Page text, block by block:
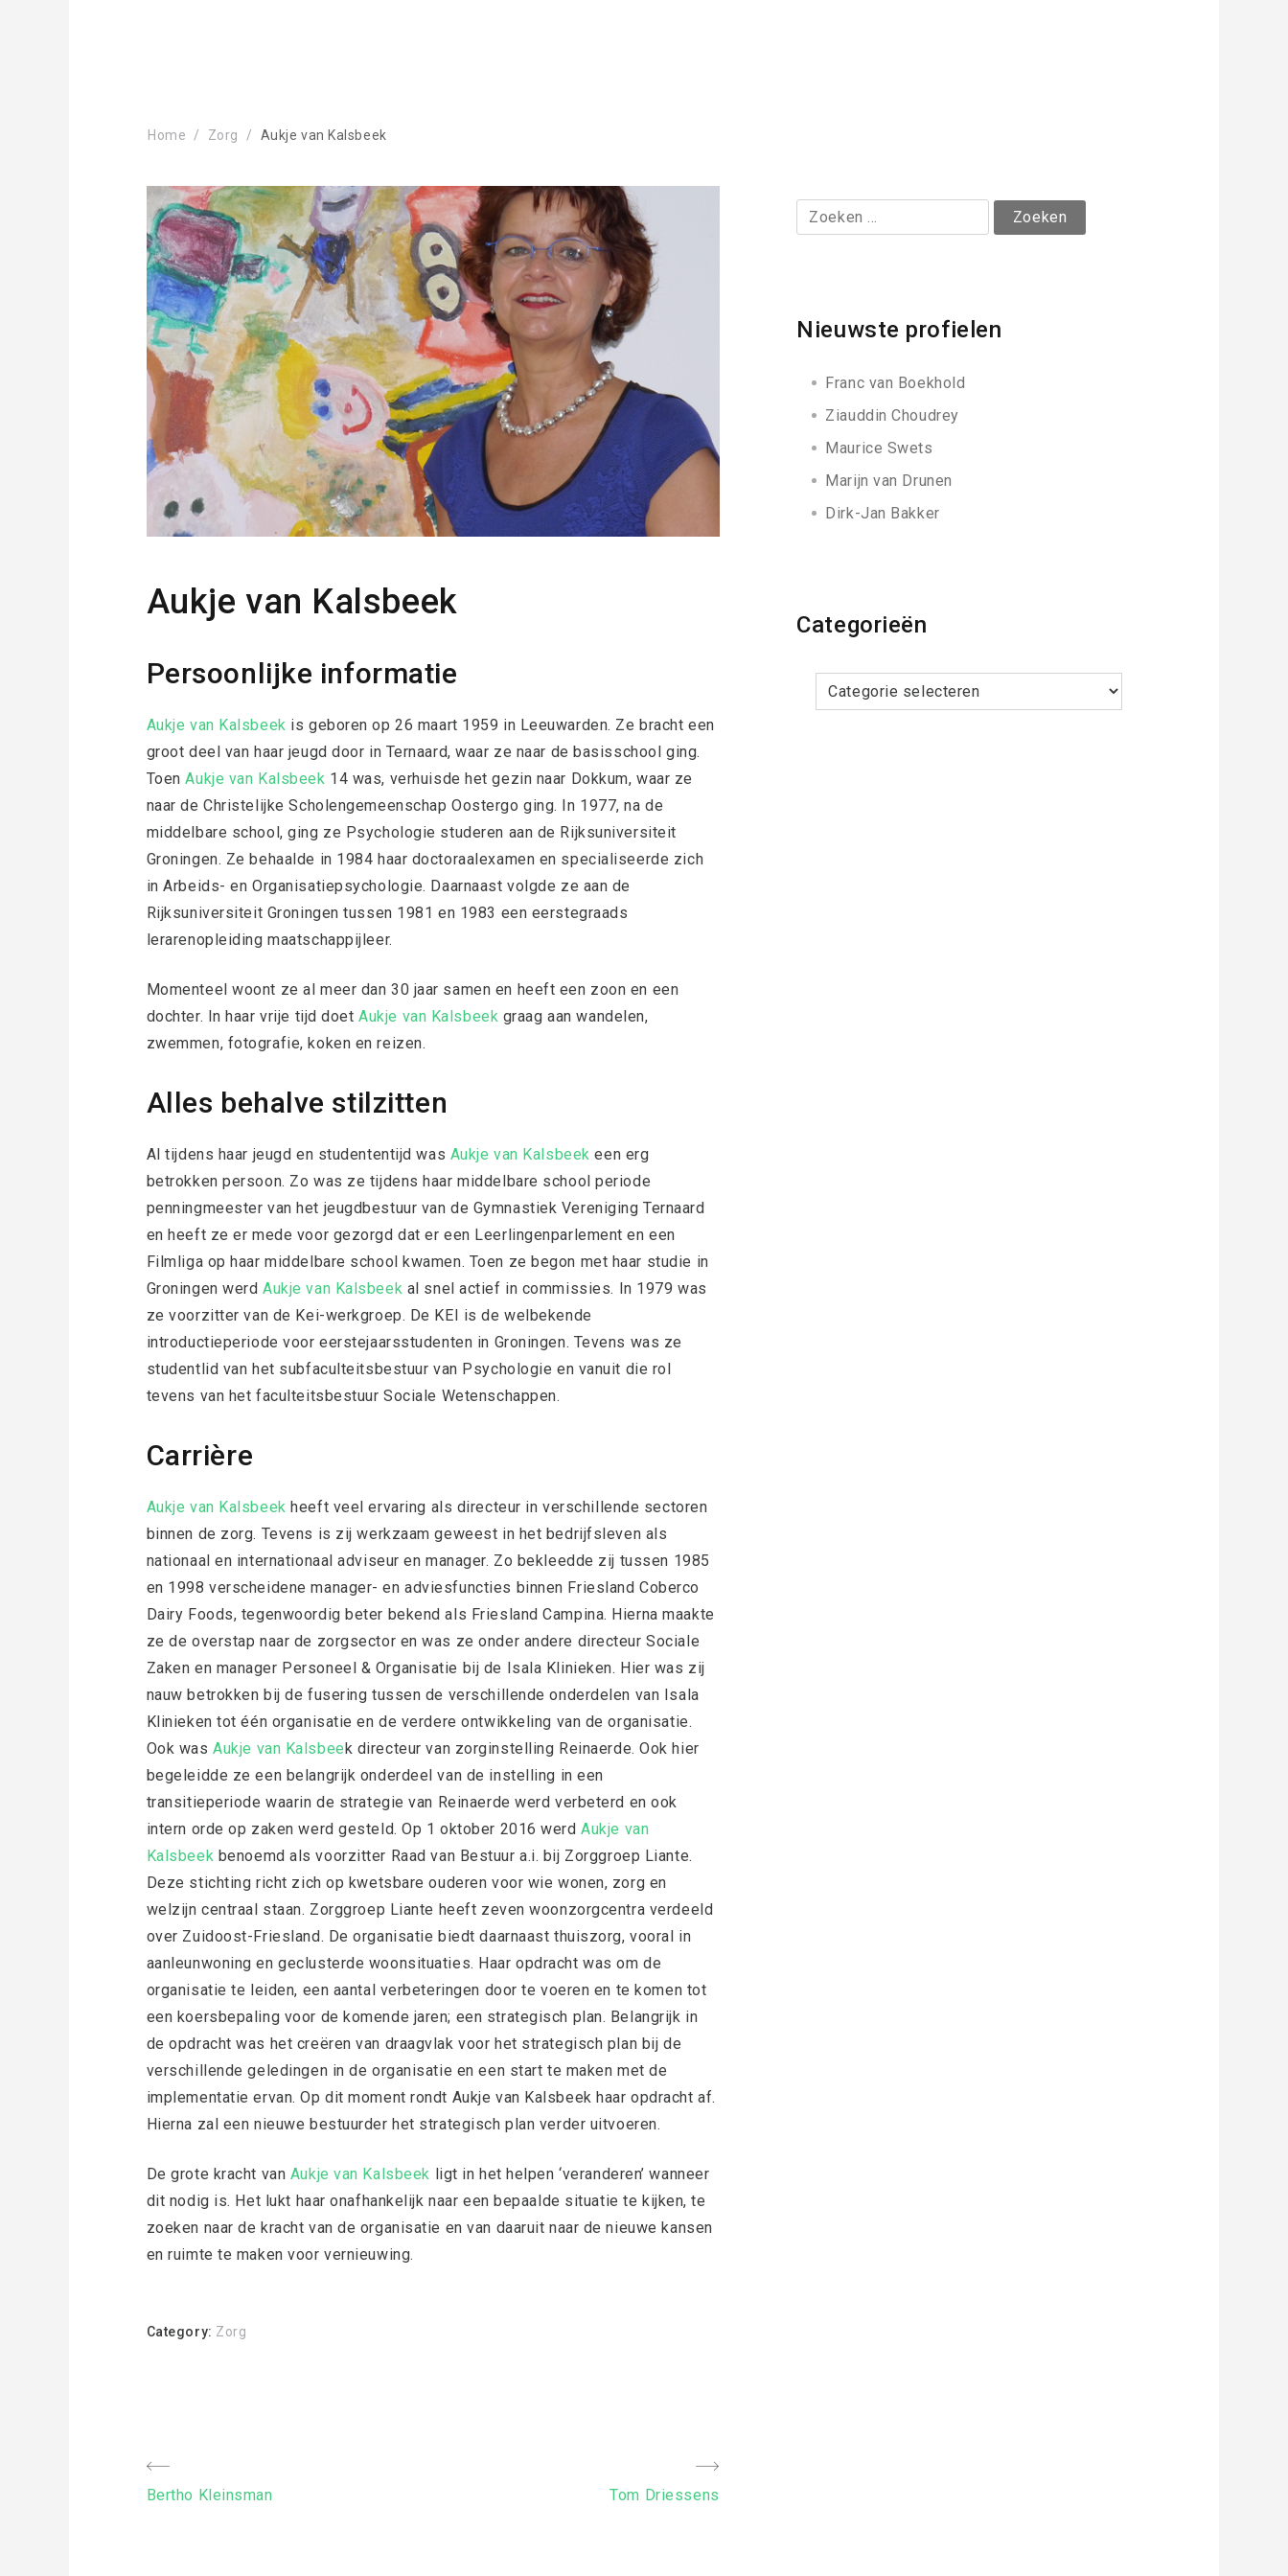
Home Zorg Aukje van Kalsbeek
Aukje van Kalsbeek
Persoonlijke informatie
Aukje van Kalsbeek is geboren op 26 maart 1959 in Leeuwarden. Ze bracht een
groot deel van haar jeugd door in Ternaard, waar ze naar de basisschool ging.
ToenAukje van Kalsbeek 14 was, verhuisde het gezin naar Dokkum, waar ze
naar de Christelijke Scholengemeenschap Oostergo ging. In 1977, na de
middelbare school, ging ze Psychologie studeren aan de Rijksuniversiteit
Groningen. Ze behaalde in 1984 haar doctoraalexamen en specialiseerde zich
in Arbeids- en Organisatiepsychologie. Daarnaast volgde ze aan de
Rijksuniversiteit Groningen tussen 1981 en 1983 een eerstegraads
lerarenopleiding maatschappijleer.
Momenteel woont ze al meer dan 30 jaar samen en heeft een zoon en een
dochter. In haar vrije tijd doetAukje van Kalsbeek graag aan wandelen,
zwemmen, fotografie, koken en reizen.
Alles behalve stilzitten
Al tijdens haar jeugd en studententijd was Aukje van Kalsbeek een erg
betrokken persoon. Zo was ze tijdens haar middelbare school periode
penningmeester van het jeugdbestuur van de Gymnastiek Vereniging Ternaard
en heeft ze er mede voor gezorgd dat er een Leerlingenparlement en een
Filmliga op haar middelbare school kwamen. Toen ze begon met haar studie in
Groningen werdAukje van Kalsbeek al snel actief in commissies. In 1979 was
ze voorzitter van de Kei-werkgroep. De KEI is de welbekende
introductieperiode voor eerstejaarsstudenten in Groningen. Tevens was ze
studentlid van het subfaculteitsbestuur van Psychologie en vanuit die rol
tevens van het faculteitsbestuur Sociale Wetenschappen.
Carrière
Aukje van Kalsbeek heeft veel ervaring als directeur in verschillende sectoren
binnen de zorg. Tevens is zij werkzaam geweest in het bedrijfsleven als
nationaal en internationaal adviseur en manager. Zo bekleedde zij tussen 1985
en 1998 verscheidene manager- en adviesfuncties binnen Friesland Coberco
Dairy Foods, tegenwoordig beter bekend als Friesland Campina. Hierna maakte
ze de overstap naar de zorgsector en was ze onder andere directeur Sociale
Zaken en manager Personeel & Organisatie bij de Isala Klinieken. Hier was zij
nauw betrokken bij de fusering tussen de verschillende onderdelen van Isala
Klinieken tot één organisatie en de verdere ontwikkeling van de organisatie.
Ook wasAukje van Kalsbeek directeur van zorginstelling Reinaerde. Ook hier
begeleidde ze een belangrijk onderdeel van de instelling in een
transitieperiode waarin de strategie van Reinaerde werd verbeterd en ook
intern orde op zaken werd gesteld. Op 1 oktober 2016 werdAukje van
Kalsbeek benoemd als voorzitter Raad van Bestuur a.i. bij Zorggroep Liante.
Deze stichting richt zich op kwetsbare ouderen voor wie wonen, zorg en
welzijn centraal staan. Zorggroep Liante heeft zeven woonzorgcentra verdeeld
over Zuidoost-Friesland. De organisatie biedt daarnaast thuiszorg, vooral in
aanleunwoning en geclusterde woonsituaties. Haar opdracht was om de
organisatie te leiden, een aantal verbeteringen door te voeren en te komen tot
een koersbepaling voor de komende jaren; een strategisch plan. Belangrijk in
de opdracht was het creëren van draagvlak voor het strategisch plan bij de
verschillende geledingen in de organisatie en een start te maken met de
implementatie ervan. Op dit moment rondt Aukje van Kalsbeek haar opdracht af.
Hierna zal een nieuwe bestuurder het strategisch plan verder uitvoeren.
De grote kracht van Aukje van Kalsbeek ligt in het helpen ‘veranderen’ wanneer
dit nodig is. Het lukt haar onafhankelijk naar een bepaalde situatie te kijken, te
zoeken naar de kracht van de organisatie en van daaruit naar de nieuwe kansen
en ruimte te maken voor vernieuwing.
Category: Zorg
Bericht
Previous
Bertho Kleinsman
Next
Tom Driessens
Zoeken
naar:
Nieuwste profielen
Franc van Boekhold
Ziauddin Choudrey
Maurice Swets
Marijn van Drunen
Dirk-Jan Bakker
Categorieën
Categorieën